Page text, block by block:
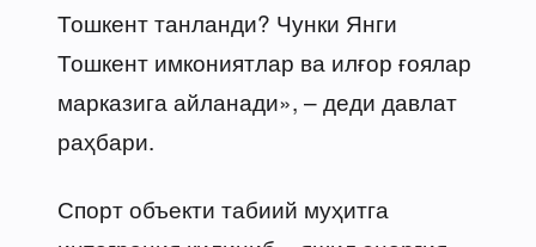
Тошкент танланди? Чунки Янги
Тошкент имкониятлар ва илғор ғоялар
марказига айланади», – деди давлат
раҳбари.
Спорт объекти табиий муҳитга